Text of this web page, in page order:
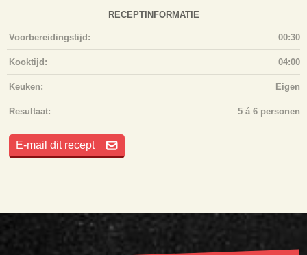
RECEPTINFORMATIE
Voorbereidingstijd: 00:30
Kooktijd: 04:00
Keuken: Eigen
Resultaat: 5 á 6 personen
E-mail dit recept